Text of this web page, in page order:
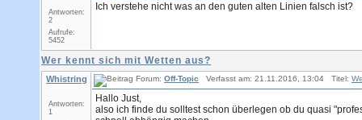
Antworten:
2
Aufrufe:
5452
Ich verstehe nicht was an den guten alten Linien falsch ist?
Wer kennt sich mit Wetten aus?
Whistring
Antworten:
1
Forum: Off-Topic Verfasst am: 21.11.2016, 13:04 Titel:
Hallo Just,
also ich finde du solltest schon überlegen ob du quasi